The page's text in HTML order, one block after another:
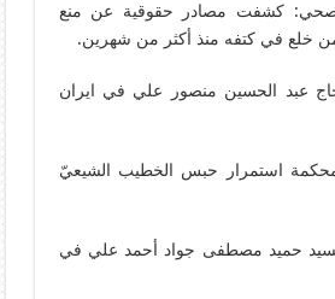
كشفت مصادر حقوقية عن منع
خلع في كتفه منذ أكثر من شهرين.
عبد الحسين منصور علي في ايران
استمرار حبس الخطيب الشيعيّ
حميد مصطفى جواد أحمد علي في